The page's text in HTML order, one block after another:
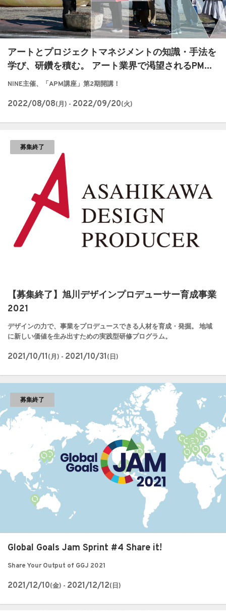
アートとプロジェクトマネジメントの知識・手法を
学び、研鑽を積む。 アート業界で渇望されるPM...
NINE主催、「APM講座」第2期開講！
2022/08/08(月) - 2022/09/20(火)
募集終了
【募集終了】旭川デザインプロデューサー育成事業
2021
デザインの力で、事業をプロデュースできる人材を育成・発掘。 地域
に新しい価値を生み出すための実践型研修プログラム。
2021/10/11(月) - 2021/10/31(日)
募集終了
Global Goals Jam Sprint #4 Share it!
Share Your Output of GGJ 2021
2021/12/10(金) - 2021/12/12(日)